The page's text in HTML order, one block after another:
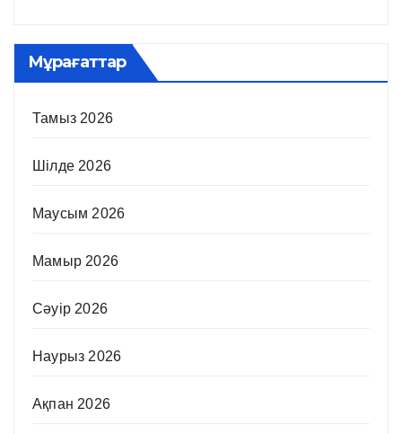
Мұрағаттар
Тамыз 2026
Шілде 2026
Маусым 2026
Мамыр 2026
Сәуір 2026
Наурыз 2026
Ақпан 2026